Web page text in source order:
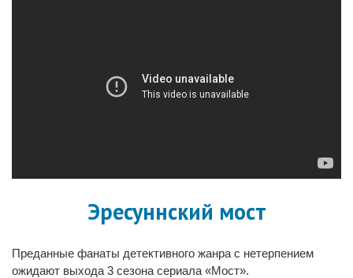
Эресуннский мост
Преданные фанаты детективного жанра с нетерпением
ожидают выхода 3 сезона сериала «Мост».